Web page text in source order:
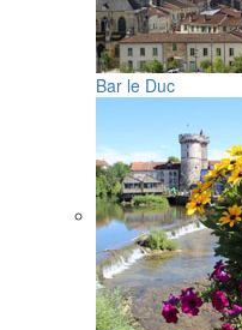
Bar le Duc